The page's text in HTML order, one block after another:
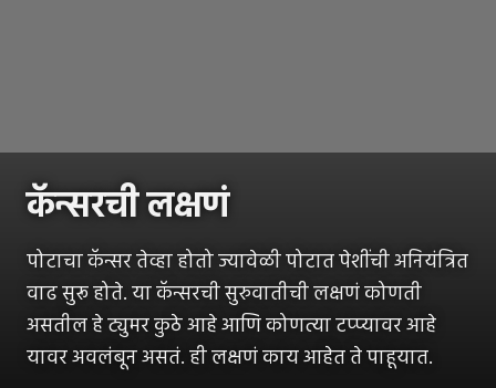
कॅन्सरची लक्षणं
पोटाचा कॅन्सर तेव्हा होतो ज्यावेळी पोटात पेशींची अनियंत्रित
वाढ सुरू होते. या कॅन्सरची सुरुवातीची लक्षणं कोणती
असतील हे ट्युमर कुठे आहे आणि कोणत्या टप्प्यावर आहे
यावर अवलंबून असतं. ही लक्षणं काय आहेत ते पाहूयात.